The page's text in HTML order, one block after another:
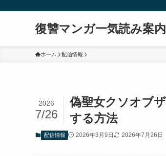
復讐マンガ一気読み案
ホーム 配信情報
偽聖女クソオブ
する方法
2026
7/26
配信情報 2026年3月9日 2026年7月26日